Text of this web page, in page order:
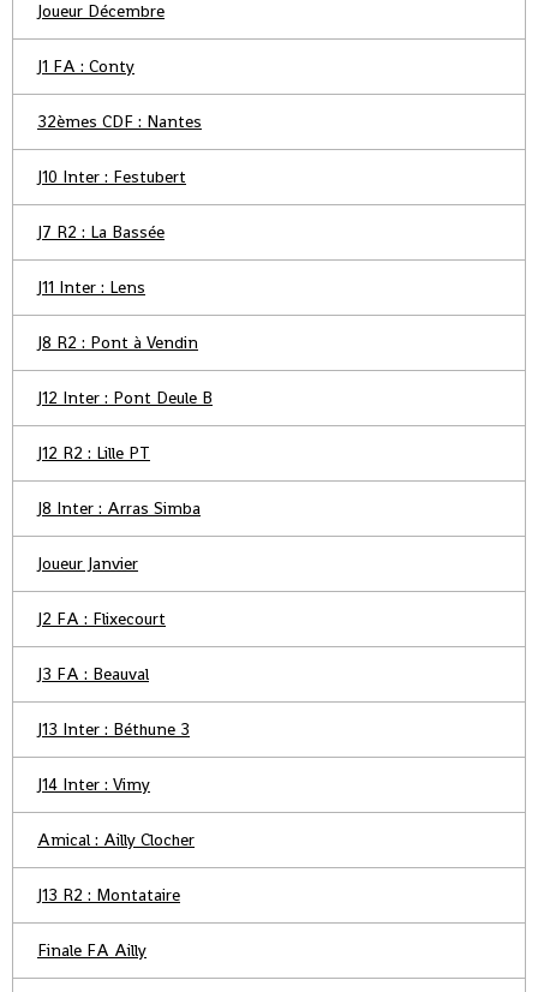
Joueur Décembre
J1 FA : Conty
32èmes CDF : Nantes
J10 Inter : Festubert
J7 R2 : La Bassée
J11 Inter : Lens
J8 R2 : Pont à Vendin
J12 Inter : Pont Deule B
J12 R2 : Lille PT
J8 Inter : Arras Simba
Joueur Janvier
J2 FA : Flixecourt
J3 FA : Beauval
J13 Inter : Béthune 3
J14 Inter : Vimy
Amical : Ailly Clocher
J13 R2 : Montataire
Finale FA Ailly